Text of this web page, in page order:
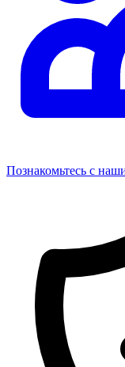
Познакомьтесь с